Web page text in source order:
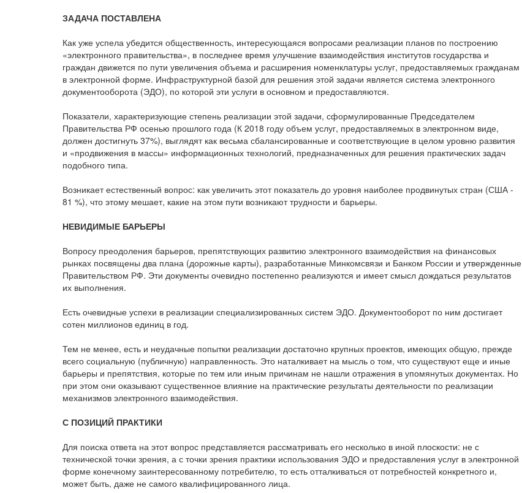
ЗАДАЧА ПОСТАВЛЕНА
Как уже успела убедится общественность, интересующаяся вопросами реализации планов по построению
«электронного правительства», в последнее время улучшение взаимодействия институтов государства и
граждан движется по пути увеличения объема и расширения номенклатуры услуг, предоставляемых гражданам
в электронной форме. Инфраструктурной базой для решения этой задачи является система электронного
документооборота (ЭДО), по которой эти услуги в основном и предоставляются.
Показатели, характеризующие степень реализации этой задачи, сформулированные Председателем
Правительства РФ осенью прошлого года (К 2018 году объем услуг, предоставляемых в электронном виде,
должен достигнуть 37%), выглядят как весьма сбалансированные и соответствующие в целом уровню развития
и «продвижения в массы» информационных технологий, предназначенных для решения практических задач
подобного типа.
Возникает естественный вопрос: как увеличить этот показатель до уровня наиболее продвинутых стран (США -
81 %), что этому мешает, какие на этом пути возникают трудности и барьеры.
НЕВИДИМЫЕ БАРЬЕРЫ
Вопросу преодоления барьеров, препятствующих развитию электронного взаимодействия на финансовых
рынках посвящены два плана (дорожные карты), разработанные Минкомсвязи и Банком России и утвержденные
Правительством РФ. Эти документы очевидно постепенно реализуются и имеет смысл дождаться результатов
их выполнения.
Есть очевидные успехи в реализации специализированных систем ЭДО. Документооборот по ним достигает
сотен миллионов единиц в год.
Тем не менее, есть и неудачные попытки реализации достаточно крупных проектов, имеющих общую, прежде
всего социальную (публичную) направленность. Это наталкивает на мысль о том, что существуют еще и иные
барьеры и препятствия, которые по тем или иным причинам не нашли отражения в упомянутых документах. Но
при этом они оказывают существенное влияние на практические результаты деятельности по реализации
механизмов электронного взаимодействия.
С ПОЗИЦИЙ ПРАКТИКИ
Для поиска ответа на этот вопрос представляется рассматривать его несколько в иной плоскости: не с
технической точки зрения, а с точки зрения практики использования ЭДО и предоставления услуг в электронной
форме конечному заинтересованному потребителю, то есть отталкиваться от потребностей конкретного и,
может быть, даже не самого квалифицированного лица.